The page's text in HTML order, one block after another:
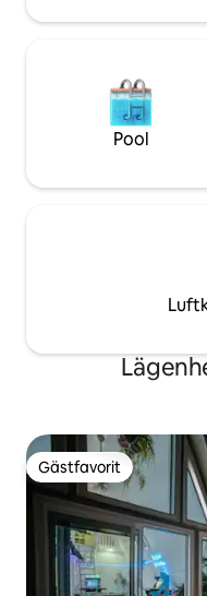
Pool
Gästfavorit
Gästfavorit